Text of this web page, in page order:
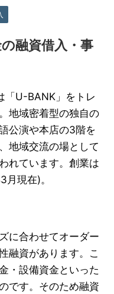
融資借入・事
U-BANK」をトレ
地域密着型の独自の
公演や本店の3階を
地域交流の場として
れています。創業は
現在)。
に合わせてオーダー
融資があります。こ
・設備資金といった
です。そのため融資